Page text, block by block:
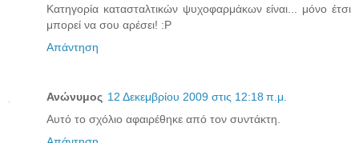
Κατηγορία κατασταλτικών ψυχοφαρμάκων είναι... μόνο έτσι
μπορεί να σου αρέσει! :P
Απάντηση
Ανώνυμος 12 Δεκεμβρίου 2009 στις 12:18 π.μ.
Αυτό το σχόλιο αφαιρέθηκε από τον συντάκτη.